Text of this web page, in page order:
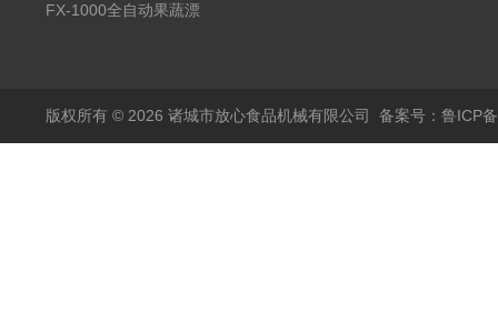
蒸煮漂烫机
FX-1000全自动果蔬漂
版权所有 © 2026 诸城市放心食品机械有限公司 备案号：鲁ICP